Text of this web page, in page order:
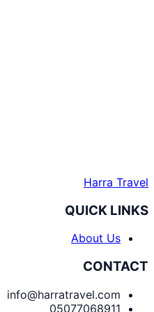
Harra Travel
QUICK LINKS
About Us
CONTACT
info@harratravel.com
05077068911